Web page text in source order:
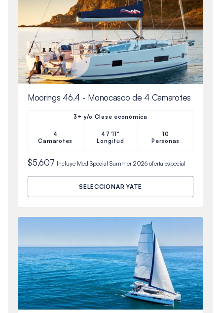
Moorings 46.4 - Monocasco de 4 Camarotes
3+ y/o Clase económica
4
Camarotes
47'11"
Longitud
10
Personas
$5,607 Incluye Med Special Summer 2026oferta especial
SELECCIONAR YATE